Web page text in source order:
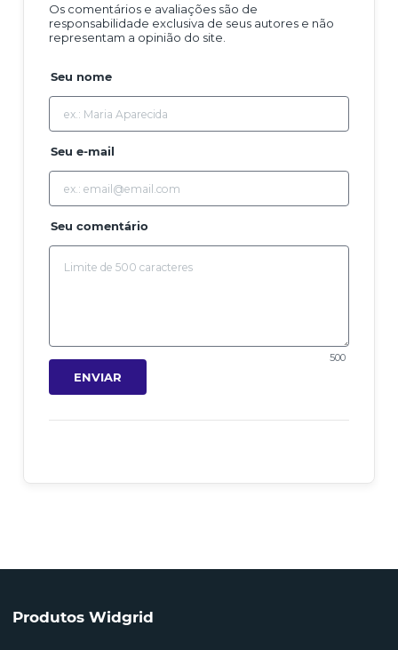
Os comentários e avaliações são de
responsabilidade exclusiva de seus autores e não
representam a opinião do site.
Seu nome
Seu e-mail
Seu comentário
500
ENVIAR
Produtos Widgrid